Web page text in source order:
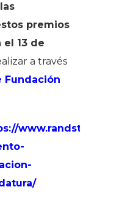
premios
el 13 de
a través
Fundación
www.randstad.es/